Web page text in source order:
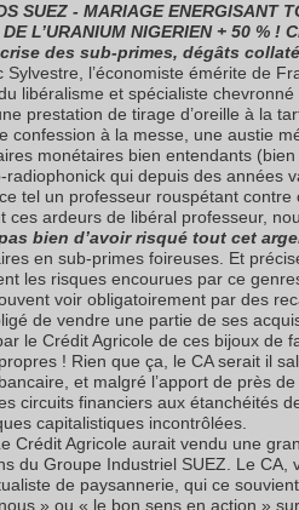
SUEZ - MARIAGE ENERGISANT
L’URANIUM NIGERIEN + 50 % !
des sub-primes, dégâts
Sylvestre, l’économiste émérite de
libéralisme et spécialiste
prestation de tirage d’oreille à la
confession à la messe, une austie
monétaires bien entendants
radiophonick qui depuis des années
tel un professeur rouspétant
ces ardeurs de libéral professeur,
bien d’avoir risqué tout cet
en sub-primes foireuses. Et
les risques encourues par ce
voir obligatoirement par des
de vendre une partie de ses
le Crédit Agricole de ces bijoux de
! Rien que ça, le CA serait il
et malgré l’apport de près
circuits financiers aux étanchéités
capitalistiques incontrôlées.
Crédit Agricole aurait vendu une
du Groupe Industriel SUEZ. Le CA,
de paysannerie, qui ce
» ou « le bon sens en action »